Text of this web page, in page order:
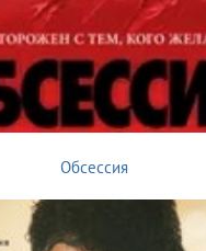
Обсессия